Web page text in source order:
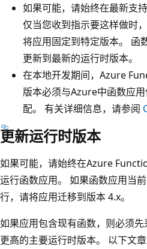
如果可能，请始终在最新支
仅当您收到指示要这样做时
将应用固定到特定版本。 函
更新到最新的运行时版本。
在本地开发期间，Azure
版本必须与Azure中函数应
配。 有关详细信息，请参阅
更新运行时版本
如果可能，请始终在Azure
运行函数应用。 如果函数应用当
行，请将应用迁移到版本 4.x。
如果应用包含现有函数，则必须
更高的主要运行时版本。 以下文